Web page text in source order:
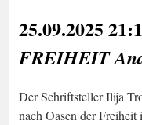
25.09.2025
FREIHEIT
Der Schriftsteller Ilija
nach Oasen der